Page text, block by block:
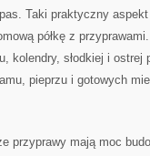
Taki praktyczny
półkę z
kolendry, słodkiej i ostrej
pieprzu i gotowych
przyprawy mają moc